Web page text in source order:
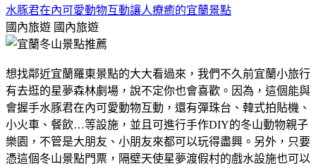
水豚君在內可愛動物互動讓人療癒的宜蘭景點
國內旅遊 國內旅遊
想找鄰近宜蘭羅東景點的大大看過來，我們不久前宜蘭小旅行
有去逛的星夢森林劇場，說不定你也會喜歡。因為，這個能與
會握手水豚君在內可愛動物互動，還有彈珠台、韓式拍貼機、
小火車、餐飲…等設施，並且可進行手作DIY的冬山動物親子
樂園，不管是大朋友、小朋友來都可以玩得盡興。另外，只要
憑這個冬山景點門票，隔壁天使星夢渡假村的戲水設施也可以